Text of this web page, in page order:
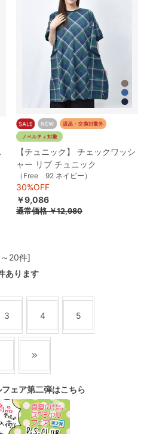
【チュニック】 チェックワッシ
ャー リブ チュニック
（Free 92 ネイビー）
30%OFF
￥9,086
通常価格￥12,980
20件]
あります
3 4 5
ェア第二弾はこちら